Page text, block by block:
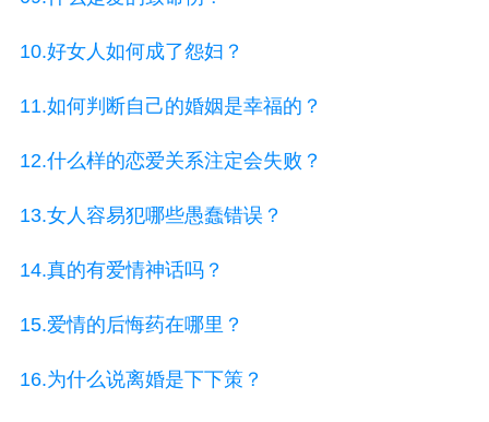
10.好女人如何成了怨妇？
11.如何判断自己的婚姻是幸福的？
12.什么样的恋爱关系注定会失败？
13.女人容易犯哪些愚蠢错误？
14.真的有爱情神话吗？
15.爱情的后悔药在哪里？
16.为什么说离婚是下下策？